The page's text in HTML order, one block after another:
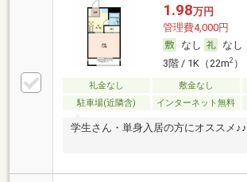
1.98万円
管理費4,000円
なし
なし
3階 / 1K（22m2）
礼金なし 敷金なし
駐車場(近隣含)
インターネット無料
学生さん・単身入居の方にオススメ♪♪